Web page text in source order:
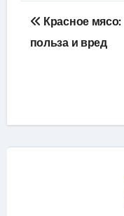
Навигация
по
Красное мясо:
польза и вред